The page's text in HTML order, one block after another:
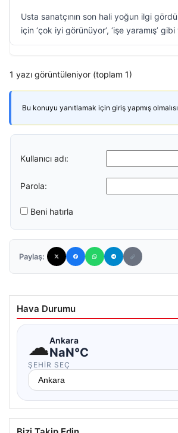
Usta sanatçının son hali yoğun ilgi
için ‘çok iyi görünüyor’, ‘işe yaramış’
1 yazı görüntüleniyor (toplam 1)
Bu konuyu yanıtlamak için giriş yapmış
Kullanıcı adı:
Parola:
Beni hatırla
Paylaş:
Hava Durumu
☁Ankara
NaN°C
ŞEHIR SEÇ